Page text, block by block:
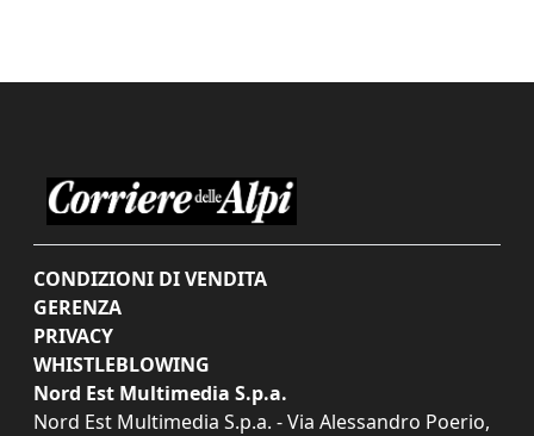
CONDIZIONI DI VENDITA
GERENZA
PRIVACY
WHISTLEBLOWING
Nord Est Multimedia S.p.a.
Nord Est Multimedia S.p.a. - Via Alessandro Poerio,